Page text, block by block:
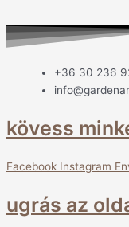
+36 30 236
kövess
Facebook Instagram
ugrás az